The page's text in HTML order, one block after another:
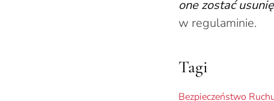
one zostać
w regulaminie.
Tagi
Bezpieczeństwo